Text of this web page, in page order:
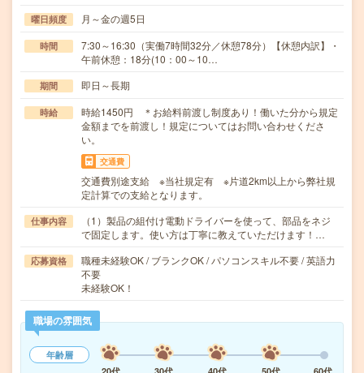
曜日頻度 月～金の週5日
時間
7:30～16:30（実働7時間32分／休憩78分）【休憩内訳】・
午前休憩：18分(10：00～10…
期間 即日～長期
時給
時給1450円 ＊お給料前渡し制度あり！働いた分から規定
金額までを前渡し！規定についてはお問い合わせくださ
い。
交通費
交通費別途支給 ※当社規定有 ※片道2km以上から弊社規
定計算での支給となります。
仕事内容
（1）製品の組付け電動ドライバーを使って、部品をネジ
で固定します。使い方は丁寧に教えていただけます！…
応募資格
職種未経験OK / ブランクOK / パソコンスキル不要 / 英語力
不要
未経験OK！
職場の雰囲気
年齢層